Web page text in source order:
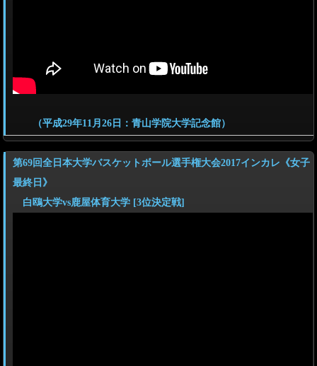
（平成29年11月26日：青山学院大学記念館）
第69回全日本大学バスケットボール選手権大会2017インカレ《女子
最終日》
白鴎大学vs鹿屋体育大学 [3位決定戦]